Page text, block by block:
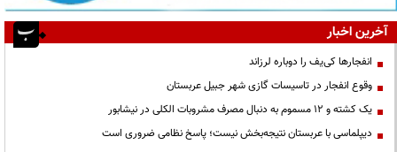
آخرین اخبار
انفجارها کی‌یف را دوباره لرزاند
وقوع انفجار در تاسیسات گازی شهر جبیل عربستان
یک کشته و ۱۲ مسموم به دنبال مصرف مشروبات الکلی در نیشابور
دیپلماسی با عربستان نتیجه‌بخش نیست؛ پاسخ نظامی ضروری است